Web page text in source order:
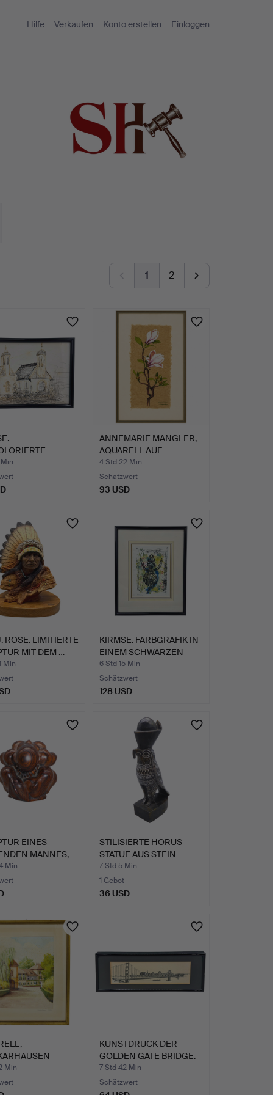
Hilfe Verkaufen Konto erstellen Einloggen
1 2
VON
ANNEMARIE MANGLER,
AQUARELL AUF
BLÜTENFASE…
4 Std 22 Min
Schätzwert
93 USD
ROSE. LIMITIERTE
MIT DEM …
Min
KIRMSE. FARBGRAFIK IN
EINEM SCHWARZEN
RAHM…
6 Std 15 Min
Schätzwert
128 USD
EINES
MANNES,
Min
STILISIERTE HORUS-
STATUE AUS STEIN
HANDGEF…
7 Std 5 Min
1 Gebot
36 USD
DATIERT …
Min
KUNSTDRUCK DER
GOLDEN GATE BRIDGE.
7 Std 42 Min
Schätzwert